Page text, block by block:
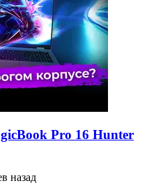
Pro 16 Hunter
назад